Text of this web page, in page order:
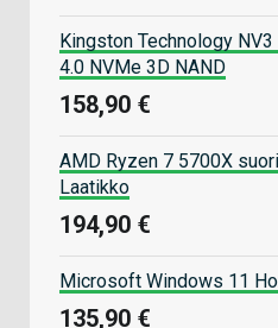
Kingston Technology
4.0 NVMe 3D NAND
158,90 €
AMD Ryzen 7 5700X
Laatikko
194,90 €
Microsoft Windows 11
135,90 €